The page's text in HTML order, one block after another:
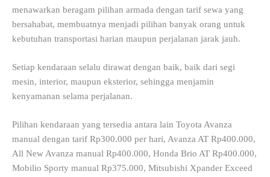
menawarkan beragam pilihan armada dengan tarif sewa yang
bersahabat, membuatnya menjadi pilihan banyak orang untuk
kebutuhan transportasi harian maupun perjalanan jarak jauh.
Setiap kendaraan selalu dirawat dengan baik, baik dari segi
mesin, interior, maupun eksterior, sehingga menjamin
kenyamanan selama perjalanan.
Pilihan kendaraan yang tersedia antara lain Toyota Avanza
manual dengan tarif Rp300.000 per hari, Avanza AT Rp400.000,
All New Avanza manual Rp400.000, Honda Brio AT Rp400.000,
Mobilio Sporty manual Rp375.000, Mitsubishi Xpander Exceed